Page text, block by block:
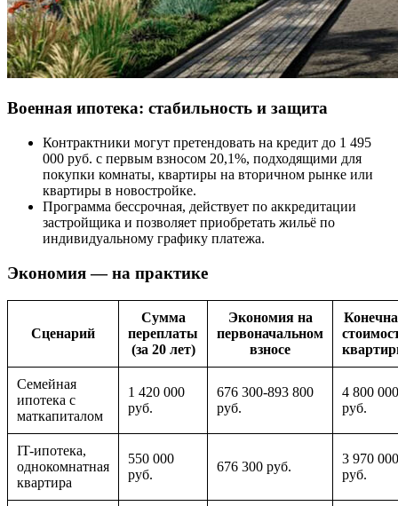
Военная ипотека: стабильность и защита
Контрактники могут претендовать на кредит до 1 495
000 руб. с первым взносом 20,1%, подходящими для
покупки комнаты, квартиры на вторичном рынке или
квартиры в новостройке.
Программа бессрочная, действует по аккредитации
застройщика и позволяет приобретать жильё по
индивидуальному графику платежа.
Экономия — на практике
Сценарий
Сумма
переплаты
(за 20 лет)
Экономия на
первоначальном
взносе
Семейная
ипотека с
маткапиталом
1 420 000
руб.
676 300-893 800
руб.
4 800 000
руб.
IT-ипотека,
однокомнатная
квартира
550 000
руб.
676 300 руб.
3 970 000
руб.